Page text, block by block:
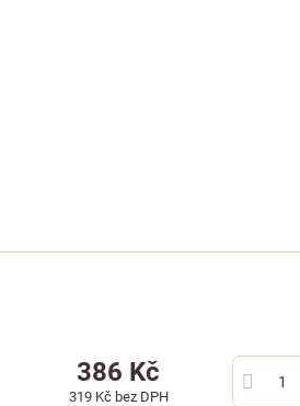
386 Kč
319 Kč bez DPH